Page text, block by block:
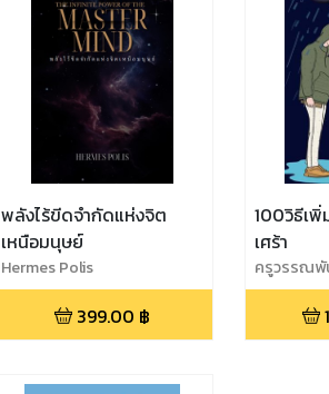
พลังไร้ขีดจำกัดแห่งจิต
เหนือมนุษย์
Hermes Polis
399.00 ฿
100วิธีเ
เศร้า
ครูวรรณพั